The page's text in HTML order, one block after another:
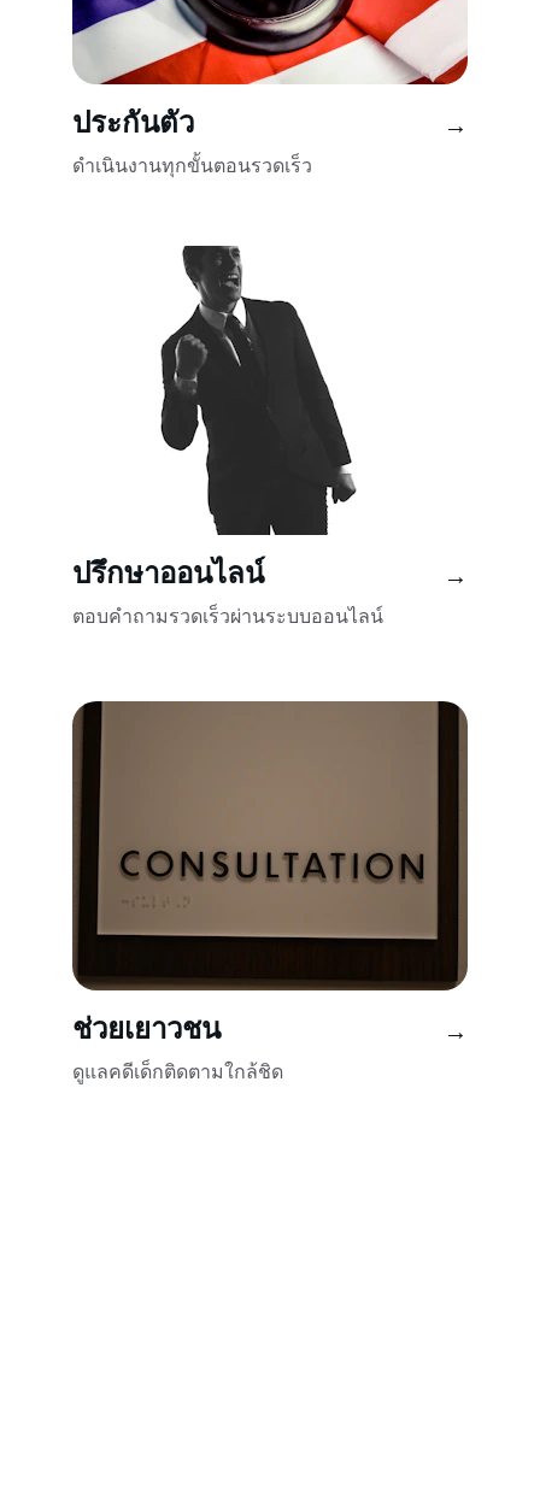
ประกันตัว
ดำเนินงานทุกขั้นตอนรวดเร็ว
ปรึกษาออนไลน์
ตอบคำถามรวดเร็วผ่านระบบออนไลน์
ช่วยเยาวชน
ดูแลคดีเด็กติดตามใกล้ชิด
→
→
→